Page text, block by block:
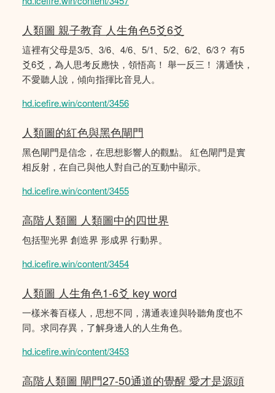
人類圖 親子教育 人生角色5爻6爻
這裡有父母是3/5、3/6、4/6、5/1、5/2、6/2、6/3？ 有5
爻6爻，為人思考反應快，領悟高！ 舉一反三！ 溝通快，
不愛聽人說，傾向指揮比音見人。
hd.icefire.win/content/3456
人類圖的紅色與黑色閘門
黑色閘門是信念，在思想影響人的觀點。 紅色閘門是實
相反射，在自己與他人對自己的互動中顯示。
hd.icefire.win/content/3455
高階人類圖 人類圖中的四世界
包括聖光界 創造界 形成界 行動界。
hd.icefire.win/content/3454
人類圖 人生角色1-6爻 key word
一樣米養百樣人，思想不同，溝通表達與聆聽角度也不
同。求同存異，了解身邊人的人生角色。
hd.icefire.win/content/3453
高階人類圖 閘門27-50通道的覺醒 愛才是源頭